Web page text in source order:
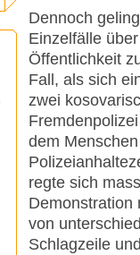
Dennoch
Einzelfälle
Öffentlichkeit
Fall, als sich
zwei
dem
regte sich
Demonstration
von
Schlagzeile